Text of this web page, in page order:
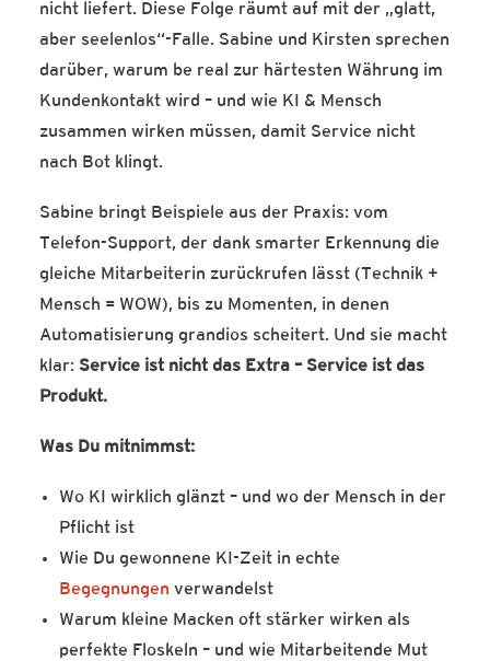
nicht liefert. Diese Folge räumt auf mit der „glatt,
aber seelenlos“-Falle. Sabine und Kirsten sprechen
darüber, warum be real zur härtesten Währung im
Kundenkontakt wird – und wie KI & Mensch
zusammen wirken müssen, damit Service nicht
nach Bot klingt.
Sabine bringt Beispiele aus der Praxis: vom
Telefon-Support, der dank smarter Erkennung die
gleiche Mitarbeiterin zurückrufen lässt (Technik +
Mensch = WOW), bis zu Momenten, in denen
Automatisierung grandios scheitert. Und sie macht
klar: Service ist nicht das Extra – Service ist das
Produkt.
Was Du mitnimmst:
Wo KI wirklich glänzt – und wo der Mensch in der
Pflicht ist
Wie Du gewonnene KI-Zeit in echte
Begegnungen verwandelst
Warum kleine Macken oft stärker wirken als
perfekte Floskeln – und wie Mitarbeitende Mut